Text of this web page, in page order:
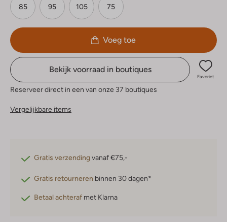
85 95 105 75
Voeg toe
Bekijk voorraad in boutiques
Favoriet
Reserveer direct in een van onze 37 boutiques
Vergelijkbare items
Gratis verzendingvanaf €75,-
Gratis retourneren binnen 30 dagen*
Betaal achteraf met Klarna